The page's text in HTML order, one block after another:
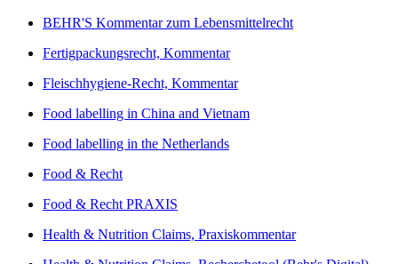
BEHR'S Kommentar zum Lebensmittelrecht
Fertigpackungsrecht, Kommentar
Fleischhygiene-Recht, Kommentar
Food labelling in China and Vietnam
Food labelling in the Netherlands
Food & Recht
Food & Recht PRAXIS
Health & Nutrition Claims, Praxiskommentar